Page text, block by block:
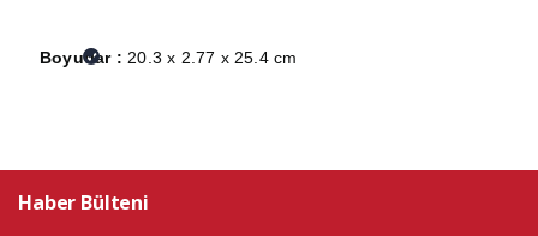
Boyutlar : 20.3 x 2.77 x 25.4 cm
Haber Bülteni